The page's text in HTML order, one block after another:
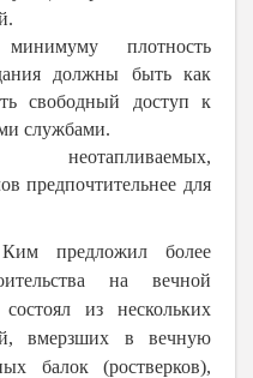
плотность
должны быть как
свободный доступ к
службами.
предпочтительнее для
предложил более
на вечной
из нескольких
вмерзших в вечную
балок (ростверков),